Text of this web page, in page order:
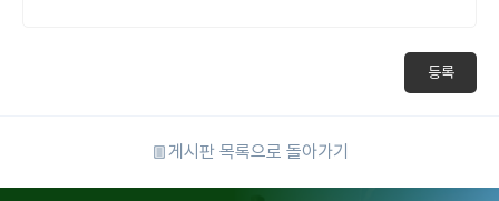
등록
게시판 목록으로 돌아가기